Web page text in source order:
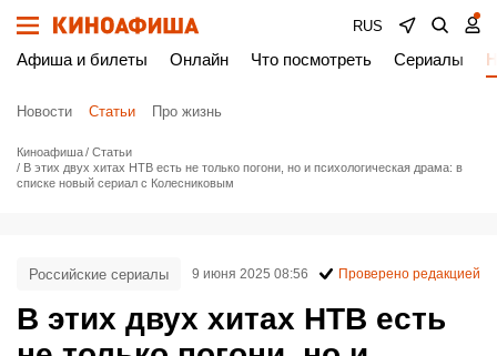
RUS
Афиша и билеты Онлайн Что посмотреть Сериалы
Новости Статьи Про жизнь
Киноафиша
Статьи
В этих двух хитах НТВ есть не только погони, но и психологическая драма: в
списке новый сериал с Колесниковым
В этих двух хитах НТВ есть
Российские сериалы 9 июня 2025 08:56 Проверено редакцией